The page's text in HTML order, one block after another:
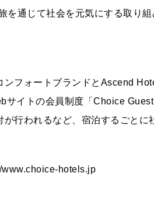
を通じて社会を元気にする取り組
ンフォートブランドとAscend
サイトの会員制度「Choice
行われるなど、宿泊するごとに
www.choice-hotels.jp